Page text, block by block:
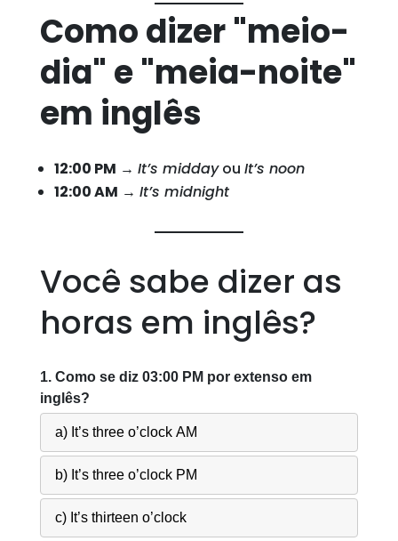
Como dizer "meio-
dia" e "meia-noite"
em inglês
12:00 PM → It’s middayou It’s noon
12:00 AM → It’s midnight
Você sabe dizer as
horas em inglês?
1. Como se diz 03:00 PM por extenso em
inglês?
a) It’s three o’clock AM
b) It’s three o’clock PM
c) It’s thirteen o’clock